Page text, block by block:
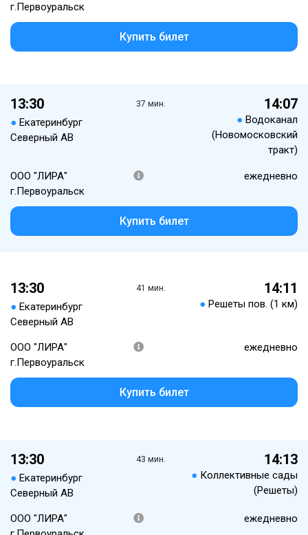
г.Первоуральск
Купить билет
13:30
● Екатеринбург
Северный АВ
37 мин. 14:07
● Водоканал
(Новомосковский
тракт)
ООО "ЛИРА"
г.Первоуральск
ежедневно
Купить билет
13:30
● Екатеринбург
Северный АВ
41 мин. 14:11
● Решеты пов. (1 км)
ООО "ЛИРА"
г.Первоуральск
ежедневно
Купить билет
13:30
● Екатеринбург
Северный АВ
43 мин. 14:13
● Коллективные сады
(Решеты)
ООО "ЛИРА"
ежедневно